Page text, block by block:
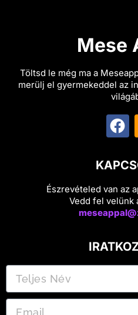
Mese
Töltsd le még ma a
merülj el gyermekeddel az
Észrevételed van az
Vedd fel velünk